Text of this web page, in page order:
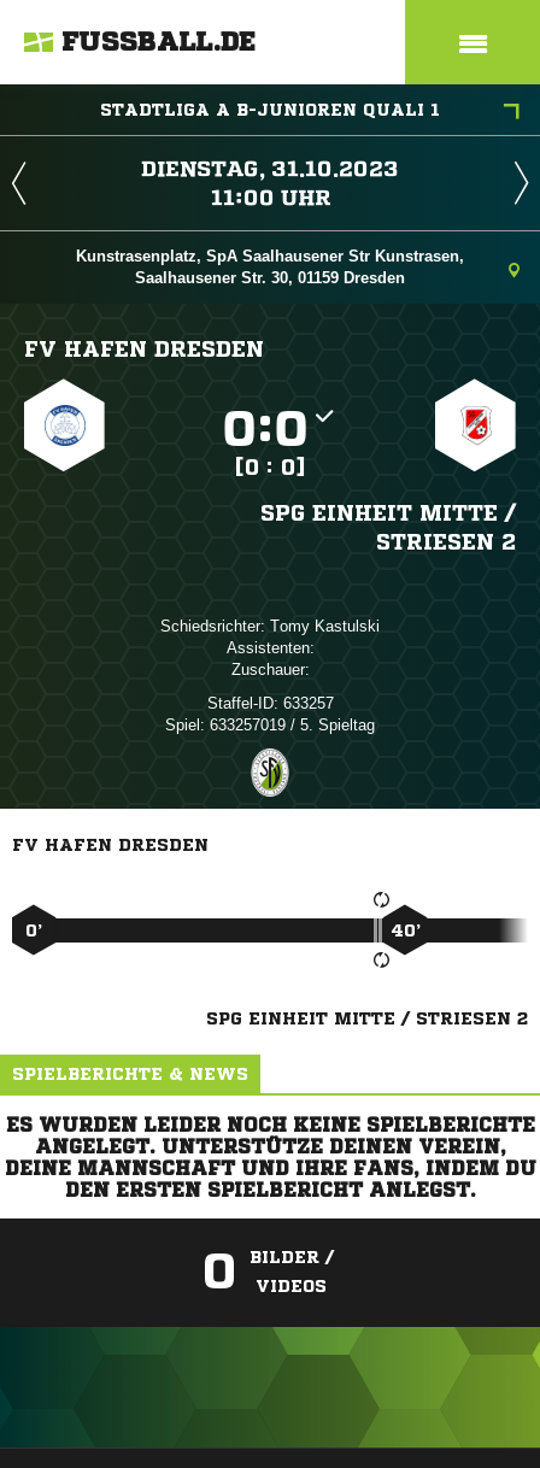
FUSSBALL.DE
STADTLIGA A B-JUNIOREN QUALI 1
 
 
Kunstrasenplatz, SpA Saalhausener Str Kunstrasen,
Saalhausener Str. 30, 01159 Dresden
FV HAFEN DRESDEN
:
[0 : 0]
SPG EINHEIT MITTE /​
STRIESEN 2
Schiedsrichter:  
Assistenten:
Zuschauer:
Staffel-ID: 633257
Spiel: 633257019 / 5. Spieltag
FV HAFEN DRESDEN
0’ 40’
SPG EINHEIT MITTE / STRIESEN 2
SPIELBERICHTE & NEWS
ES WURDEN LEIDER NOCH KEINE SPIELBERICHTE
ANGELEGT. UNTERSTÜTZE DEINEN VEREIN,
DEINE MANNSCHAFT UND IHRE FANS, INDEM DU
DEN ERSTEN SPIELBERICHT ANLEGST.
0
BILDER /
VIDEOS